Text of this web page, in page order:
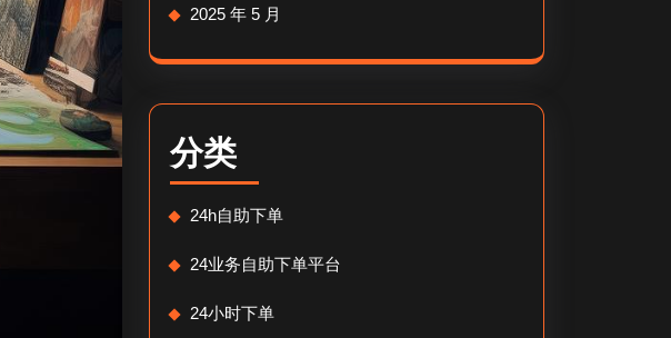
2025 年 5 月
分类
24h自助下单
24业务自助下单平台
24小时下单